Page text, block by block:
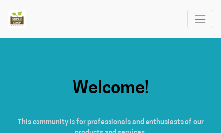
Welcome!
This community is for professionals and enthusiasts of our